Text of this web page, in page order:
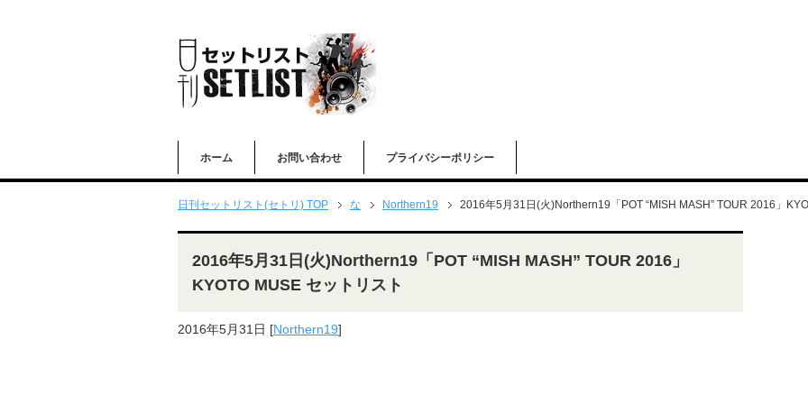
ホーム お問い合わせ プライバシーポリシー
日刊セットリスト(セトリ) TOP な Northern19 2016年5月31日(火)Northern19「POT “MISH MASH” TOUR 2016」
2016年5月31日(火)Northern19「POT “MISH MASH” TOUR 2016」
KYOTO MUSE セットリスト
2016年5月31日 [Northern19]